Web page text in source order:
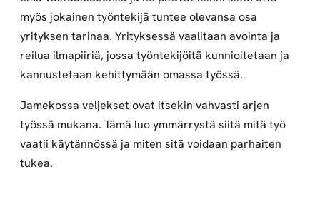
myös jokainen työntekijä tuntee olevansa osa
yrityksen tarinaa. Yrityksessä vaalitaan avointa ja
reilua ilmapiiriä, jossa työntekijöitä kunnioitetaan ja
kannustetaan kehittymään omassa työssä.
Jamekossa veljekset ovat itsekin vahvasti arjen
työssä mukana. Tämä luo ymmärrystä siitä mitä työ
vaatii käytännössä ja miten sitä voidaan parhaiten
tukea.